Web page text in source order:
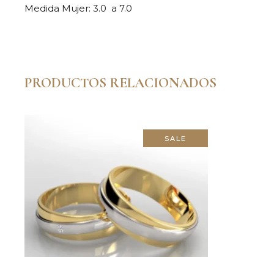
Medida Mujer: 3.0 a 7.0
PRODUCTOS RELACIONADOS
SALE